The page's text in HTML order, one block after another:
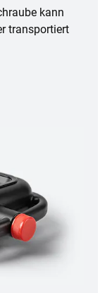
kann
transportiert